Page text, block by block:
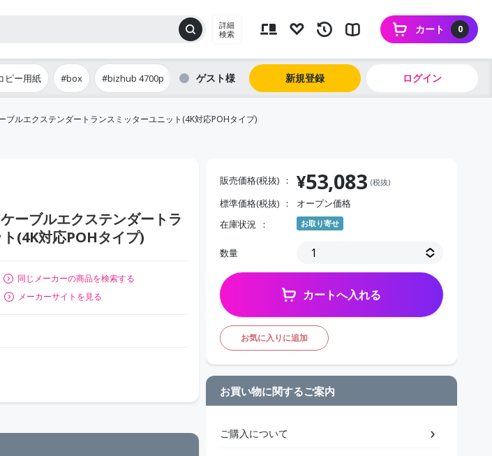
詳細
検索
0
カート
ピー用紙 #box #bizhub 4700p ゲスト 新規登録 ログイン
ブルエクステンダートランスミッターユニット(4K対応POHタイプ)
ーブルエクステンダートラ
(4K対応POHタイプ)
同じメーカーの商品を検索する
メーカーサイトを見る
販売価格(税抜) ¥53,083 (税抜)
標準価格(税抜)
オープン価格
在庫状況
お取り寄せ
数量
カートへ入れる
お気に入りに追加
お買い物に関するご案内
ご購入について